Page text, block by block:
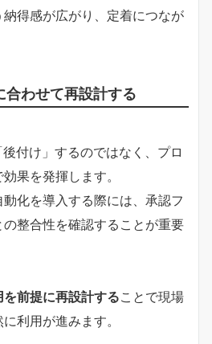
得感が広がり、定着につなが
わせて再設計する
付け」するのではなく、プロ
果を発揮します。
化を導入する際には、承認フ
整合性を確認することが重要
前提に再設計することで現場
利用が進みます。